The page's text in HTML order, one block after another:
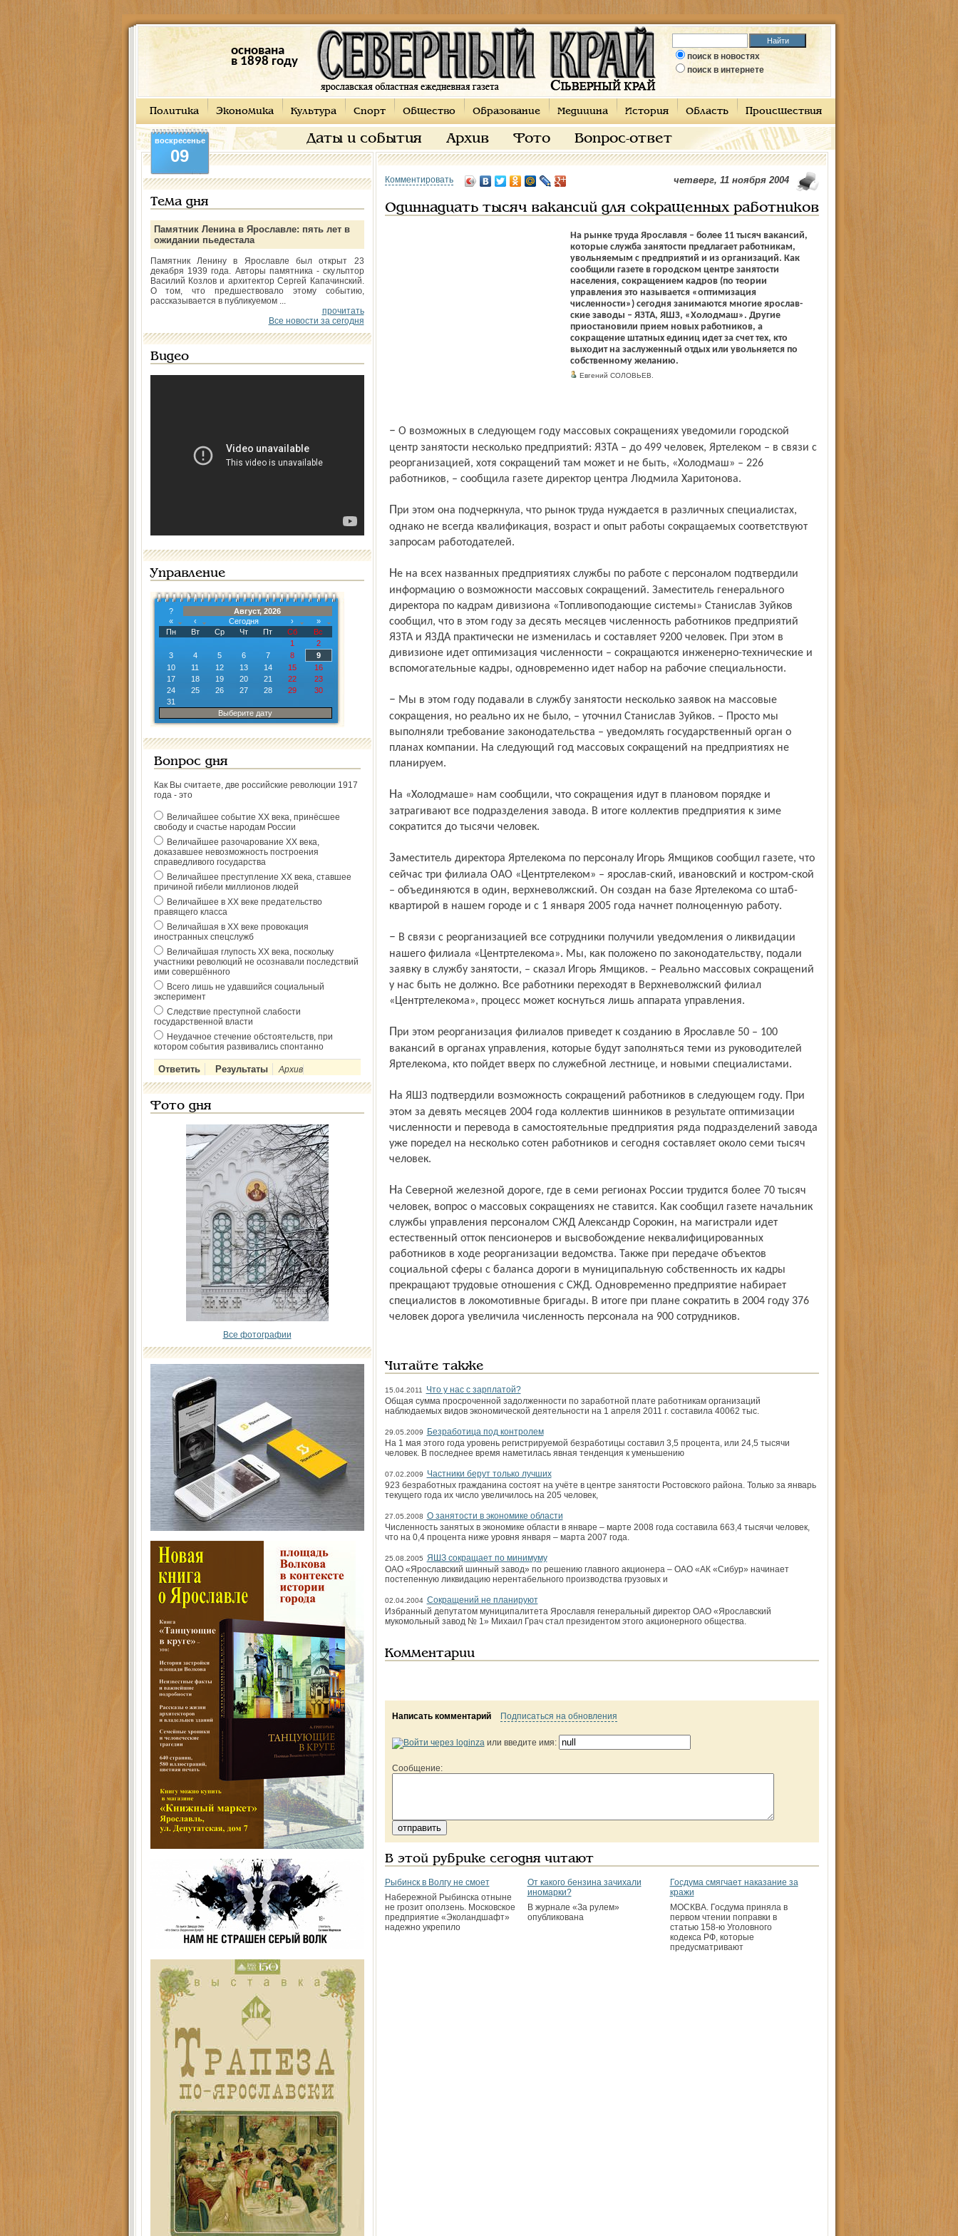
основана
в 1898 году
поиск в новостях
поиск в интернете
Политика Экономика Культура Спорт Общество Образование Медицина История Область Происшествия
Даты и события Архив Фото Вопрос-ответ
воскресенье
09
Тема дня
Памятник Ленина в Ярославле: пять лет в
ожидании пьедестала
Памятник Ленину в Ярославле был открыт 23
декабря 1939 года. Авторы памятника - скульптор
Василий Козлов и архитектор Сергей Капачинский.
О том, что предшествовало этому событию,
рассказывается в публикуемом ...
прочитать
Все новости за сегодня
Видео
Управление
?
Август, 2026
«
‹ Сегодня ›
»
Пн
Вт Ср Чт Пт Сб
Вс
1
2
3
4 5 6 7 8
9
10
11 12 13 14 15
16
17
18 19 20 21 22
23
24
25 26 27 28 29
30
31
Выберите дату
Вопрос дня
Как Вы считаете, две российские революции 1917
года - это
Величайшее событие ХХ века, принёсшее
свободу и счастье народам России
Величайшее разочарование ХХ века,
доказавшее невозможность построения
справедливого государства
Величайшее преступление ХХ века, ставшее
причиной гибели миллионов людей
Величайшее в ХХ веке предательство
правящего класса
Величайшая в ХХ веке провокация
иностранных спецслужб
Величайшая глупость ХХ века, поскольку
участники революций не осознавали последствий
ими совершённого
Всего лишь не удавшийся социальный
эксперимент
Следствие преступной слабости
государственной власти
Неудачное стечение обстоятельств, при
котором события развивались спонтанно
Архив
Фото дня
Все фотографии
Комментировать четверг, 11 ноября 2004
Одиннадцать тысяч вакансий для сокращенных работников
На рынке труда Ярославля – более 11 тысяч вакансий,
которые служба занятости предлагает работникам,
увольняемым с предприятий и из организаций. Как
сообщили газете в городском центре занятости
населения, сокращением кадров (по теории
управления это называется «оптимизация
численности») сегодня занимаются многие ярослав-
ские заводы – ЯЗТА, ЯШЗ, «Холодмаш». Другие
приостановили прием новых работников, а
сокращение штатных единиц идет за счет тех, кто
выходит на заслуженный отдых или увольняется по
собственному желанию.
Евгений СОЛОВЬЕВ.
– О возможных в следующем году массовых сокращениях уведомили городской
центр занятости несколько предприятий: ЯЗТА – до 499 человек, Яртелеком – в связи с
реорганизацией, хотя сокращений там может и не быть, «Холодмаш» – 226
работников, – сообщила газете директор центра Людмила Харитонова.
При этом она подчеркнула, что рынок труда нуждается в различных специалистах,
однако не всегда квалификация, возраст и опыт работы сокращаемых соответствуют
запросам работодателей.
Не на всех названных предприятиях службы по работе с персоналом подтвердили
информацию о возможности массовых сокращений. Заместитель генерального
директора по кадрам дивизиона «Топливоподающие системы» Станислав Зуйков
сообщил, что в этом году за десять месяцев численность работников предприятий
ЯЗТА и ЯЗДА практически не изменилась и составляет 9200 человек. При этом в
дивизионе идет оптимизация численности – сокращаются инженерно-технические и
вспомогательные кадры, одновременно идет набор на рабочие специальности.
– Мы в этом году подавали в службу занятости несколько заявок на массовые
сокращения, но реально их не было, – уточнил Станислав Зуйков. – Просто мы
выполняли требование законодательства – уведомлять государственный орган о
планах компании. На следующий год массовых сокращений на предприятиях не
планируем.
На «Холодмаше» нам сообщили, что сокращения идут в плановом порядке и
затрагивают все подразделения завода. В итоге коллектив предприятия к зиме
сократится до тысячи человек.
Заместитель директора Яртелекома по персоналу Игорь Ямщиков сообщил газете, что
сейчас три филиала ОАО «Центртелеком» – ярослав-ский, ивановский и костром-ской
– объединяются в один, верхневолжский. Он создан на базе Яртелекома со штаб-
квартирой в нашем городе и с 1 января 2005 года начнет полноценную работу.
– В связи с реорганизацией все сотрудники получили уведомления о ликвидации
нашего филиала «Центртелекома». Мы, как положено по законодательству, подали
заявку в службу занятости, – сказал Игорь Ямщиков. – Реально массовых сокращений
у нас быть не должно. Все работники переходят в Верхневолжский филиал
«Центртелекома», процесс может коснуться лишь аппарата управления.
При этом реорганизация филиалов приведет к созданию в Ярославле 50 – 100
вакансий в органах управления, которые будут заполняться теми из руководителей
Яртелекома, кто пойдет вверх по служебной лестнице, и новыми специалистами.
На ЯШЗ подтвердили возможность сокращений работников в следующем году. При
этом за девять месяцев 2004 года коллектив шинников в результате оптимизации
численности и перевода в самостоятельные предприятия ряда подразделений завода
уже поредел на несколько сотен работников и сегодня составляет около семи тысяч
человек.
На Северной железной дороге, где в семи регионах России трудится более 70 тысяч
человек, вопрос о массовых сокращениях не ставится. Как сообщил газете начальник
службы управления персоналом СЖД Александр Сорокин, на магистрали идет
естественный отток пенсионеров и высвобождение неквалифицированных
работников в ходе реорганизации ведомства. Также при передаче объектов
социальной сферы с баланса дороги в муниципальную собственность их кадры
прекращают трудовые отношения с СЖД. Одновременно предприятие набирает
специалистов в локомотивные бригады. В итоге при плане сократить в 2004 году 376
человек дорога увеличила численность персонала на 900 сотрудников.
Читайте также
15.04.2011
Что у нас с зарплатой?
Общая сумма просроченной задолженности по заработной плате работникам организаций
наблюдаемых видов экономической деятельности на 1 апреля 2011 г. составила 40062 тыс.
29.05.2009
Безработица под контролем
На 1 мая этого года уровень регистрируемой безработицы составил 3,5 процента, или 24,5 тысячи
человек. В последнее время наметилась явная тенденция к уменьшению
07.02.2009
Частники берут только лучших
923 безработных гражданина состоят на учёте в центре занятости Ростовского района. Только за январь
текущего года их число увеличилось на 205 человек,
27.05.2008 О занятости в экономике области
Численность занятых в экономике области в январе – марте 2008 года составила 663,4 тысячи человек,
что на 0,4 процента ниже уровня января – марта 2007 года.
25.08.2005 ЯШЗ сокращает по минимуму
ОАО «Ярославский шинный завод» по решению главного акционера – ОАО «АК «Сибур» начинает
постепенную ликвидацию нерентабельного производства грузовых и
02.04.2004 Сокращений не планируют
Избранный депутатом муниципалитета Ярославля генеральный директор ОАО «Ярославский
мукомольный завод № 1» Михаил Грач стал президентом этого акционерного общества.
Комментарии
Написать комментарий Подписаться на обновления
или введите имя:
Сообщение:
В этой рубрике сегодня читают
Рыбинск в Волгу не смоет
Набережной Рыбинска отныне
не грозит оползень. Московское
предприятие «Эколандшафт»
надежно укрепило
От какого бензина зачихали
иномарки?
В журнале «За рулем»
опубликована
Госдума смягчает наказание за
кражи
МОСКВА. Госдума приняла в
первом чтении поправки в
статью 158-ю Уголовного
кодекса РФ, которые
предусматривают